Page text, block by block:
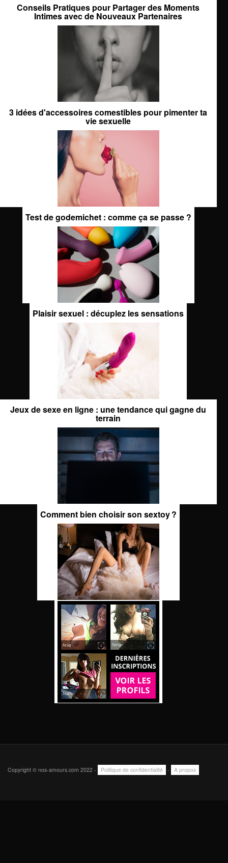
Conseils Pratiques pour Partager des Moments
Intimes avec de Nouveaux Partenaires
3 idées d'accessoires comestibles pour pimenter ta
vie sexuelle
Test de godemichet : comme ça se passe ?
Plaisir sexuel : décuplez les sensations
Jeux de sexe en ligne : une tendance qui gagne du
terrain
Comment bien choisir son sextoy ?
Copyright © nos-amours.com 2022 - Politique de confidentialité - A propos